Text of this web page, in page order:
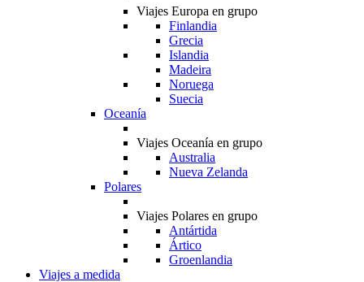
Viajes Europa en grupo
Finlandia
Grecia
Islandia
Madeira
Noruega
Suecia
Oceanía
Viajes Oceanía en grupo
Australia
Nueva Zelanda
Polares
Viajes Polares en grupo
Antártida
Ártico
Groenlandia
Viajes a medida